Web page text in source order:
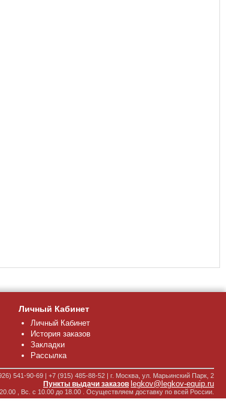
Личный Кабинет
Личный Кабинет
История заказов
Закладки
Рассылка
541-90-69 | +7 (915) 485-88-52 | г. Москва, ул. Марьинский Парк, 2
Пункты выдачи заказов legkov@legkov-equip.ru
, Вс. с 10.00 до 18.00 . Осуществляем доставку по всей России.